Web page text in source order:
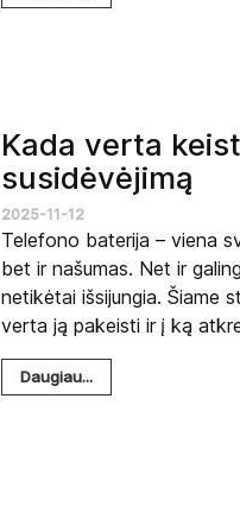
Kada verta
susidėvėjimą
2025-11-12
Telefono baterija – viena
bet ir našumas. Net ir
netikėtai išsijungia. Šiame
verta ją pakeisti ir į ką
Daugiau...